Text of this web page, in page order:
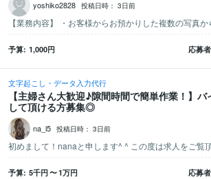
yoshiko2828 投稿日時： 3日前
予算 1,000円 応募
文字起こし・データ入力代行
【主婦さん大歓迎♪隙間時間で簡単作業！】
して頂ける方募集◎
na_l5 投稿日時： 3日前
予算 5千円〜1万円 応募